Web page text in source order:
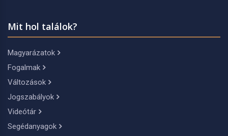
Mit hol találok?
Magyarázatok
Fogalmak
Változások
Jogszabályok
Videótár
Segédanyagok